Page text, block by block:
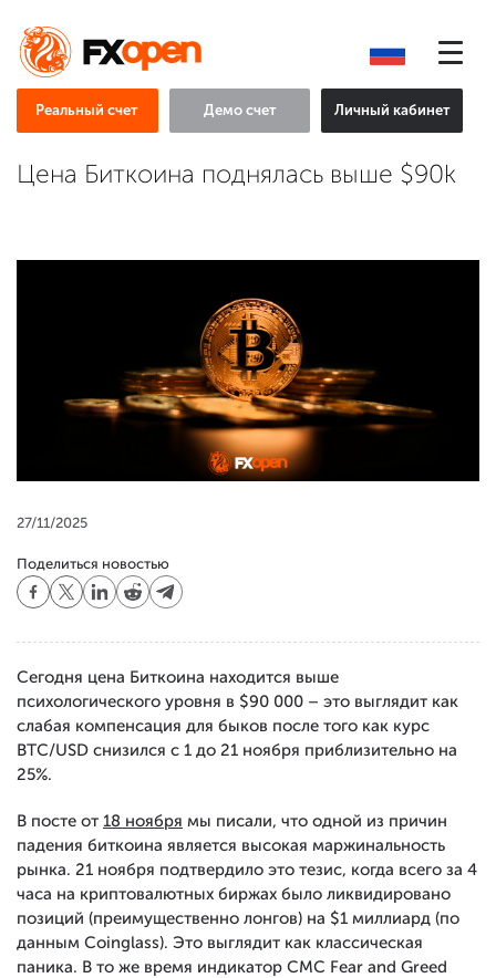
Реальный счет Демо счет Личный кабинет
Цена Биткоина поднялась выше $90k
27/11/2025
Поделиться новостью
Сегодня цена Биткоина находится выше
психологического уровня в $90 000 – это выглядит как
слабая компенсация для быков после того как курс
BTC/USD снизился с 1 до 21 ноября приблизительно на
25%.
В посте от 18 ноября мы писали, что одной из причин
падения биткоина является высокая маржинальность
рынка. 21 ноября подтвердило это тезис, когда всего за 4
часа на криптовалютных биржах было ликвидировано
позиций (преимущественно лонгов) на $1 миллиард (по
данным Coinglass). Это выглядит как классическая
паника. В то же время индикатор CMC Fear and Greed